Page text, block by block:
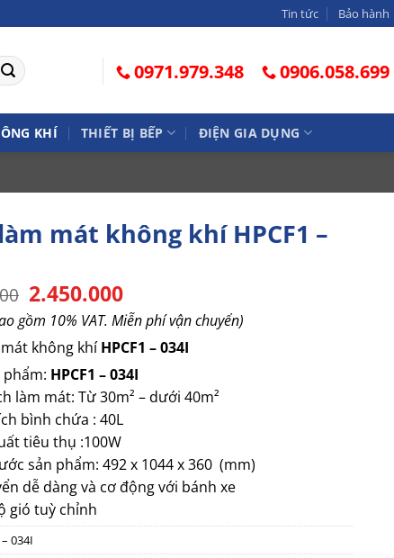
Tin tức Bảo hành
0971.979.348 0906.058.699
KHÍ THIẾT BỊ BẾP ĐIỆN GIA DỤNG
mát không khí HPCF1 –
Giá
gốc
là:
4.990.000.
2.450.000Giá
hiện
tại
là:
2.450.000.
gồm 10% VAT. Miễn phí vận chuyển)
không khíHPCF1 – 034I
phẩm: HPCF1 – 034I
làm mát: Từ 30m² – dưới 40m²
bình chứa : 40L
tiêu thụ :100W
sản phẩm: 492 x 1044 x 360 (mm)
dễ dàng và cơ động với bánh xe
gió tuỳ chỉnh
034I